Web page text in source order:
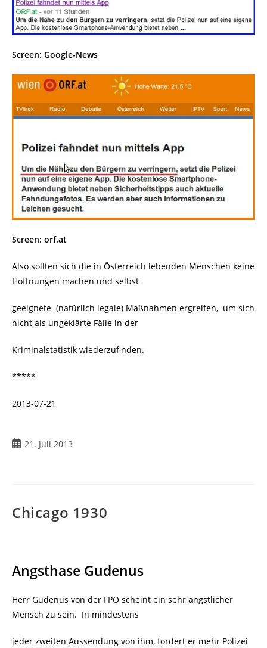
Screen: Google-News
Screen: orf.at
Also sollten sich die in Österreich lebenden Menschen keine
Hoffnungen machen und selbst
geeignete (natürlich legale) Maßnahmen ergreifen, um sich
nicht als ungeklärte Fälle in der
Kriminalstatistik wiederzufinden.
*****
2013-07-21
Beitrag
21. Juli 2013
Chicago 1930
Angsthase Gudenus
Herr Gudenus von der FPÖ scheint ein sehr ängstlicher
Mensch zu sein. In mindestens
jeder zweiten Aussendung von ihm, fordert er mehr Polizei